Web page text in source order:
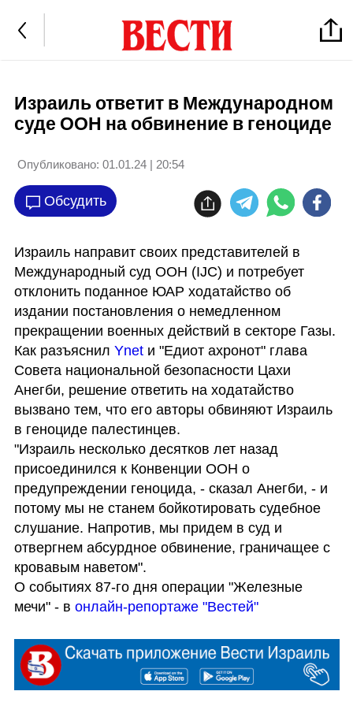
Израиль ответит в Международном
суде ООН на обвинение в геноциде
Опубликовано: 01.01.24 | 20:54
Обсудить
Израиль направит своих представителей в
Международный суд ООН (IJC) и потребует
отклонить поданное ЮАР ходатайство об
издании постановления о немедленном
прекращении военных действий в секторе Газы.
Как разъяснил Ynet и "Едиот ахронот" глава
Совета национальной безопасности Цахи
Анегби, решение ответить на ходатайство
вызвано тем, что его авторы обвиняют Израиль
в геноциде палестинцев.
"Израиль несколько десятков лет назад
присоединился к Конвенции ООН о
предупреждении геноцида, - сказал Анегби, - и
потому мы не станем бойкотировать судебное
слушание. Напротив, мы придем в суд и
отвергнем абсурдное обвинение, граничащее с
кровавым наветом".
О событиях 87-го дня операции "Железные
мечи" - в онлайн-репортаже "Вестей"